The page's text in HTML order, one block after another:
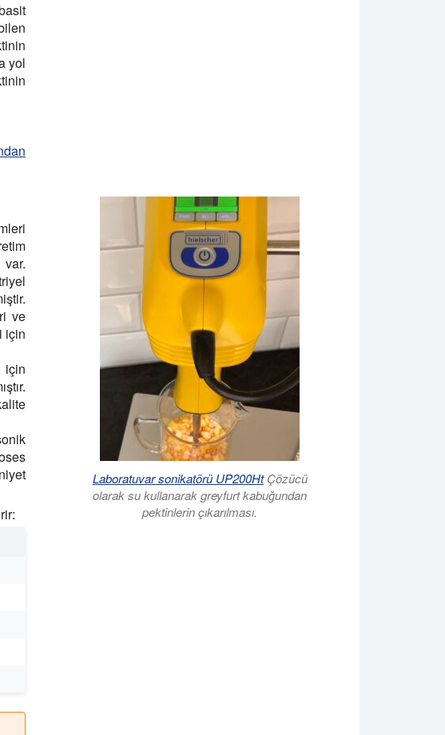
yol
ve
için
için
Laboratuvar sonikatörü UP200HtÇözücü
olarak su kullanarak greyfurt kabuğundan
pektinlerin çıkarılması.